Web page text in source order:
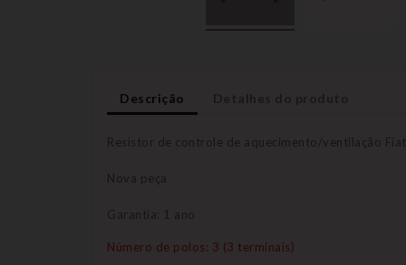
Descrição
Resistor de controle de aquecimento/ventilação Fiat
Nova peça
Garantia: 1 ano
Número de polos: 3 (3 terminais)